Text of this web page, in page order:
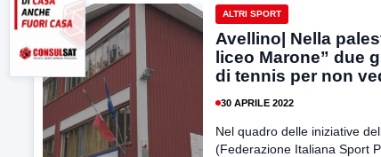
ALTRI SPORT
Avellino| Nella
liceo Marone” due
di tennis per non
30 APRILE 2022
Nel quadro delle iniziative
(Federazione Italiana Sport